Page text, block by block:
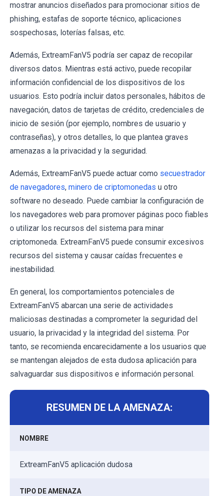
mostrar anuncios diseñados para promocionar sitios de
phishing, estafas de soporte técnico, aplicaciones
sospechosas, loterías falsas, etc.
Además, ExtreamFanV5 podría ser capaz de recopilar
diversos datos. Mientras está activo, puede recopilar
información confidencial de los dispositivos de los
usuarios. Esto podría incluir datos personales, hábitos de
navegación, datos de tarjetas de crédito, credenciales de
inicio de sesión (por ejemplo, nombres de usuario y
contraseñas), y otros detalles, lo que plantea graves
amenazas a la privacidad y la seguridad.
Además, ExtreamFanV5 puede actuar como secuestrador
de navegadores, minero de criptomonedas u otro
software no deseado. Puede cambiar la configuración de
los navegadores web para promover páginas poco fiables
o utilizar los recursos del sistema para minar
criptomoneda. ExtreamFanV5 puede consumir excesivos
recursos del sistema y causar caídas frecuentes e
inestabilidad.
En general, los comportamientos potenciales de
ExtreamFanV5 abarcan una serie de actividades
maliciosas destinadas a comprometer la seguridad del
usuario, la privacidad y la integridad del sistema. Por
tanto, se recomienda encarecidamente a los usuarios que
se mantengan alejados de esta dudosa aplicación para
salvaguardar sus dispositivos e información personal.
RESUMEN DE LA AMENAZA:
NOMBRE
ExtreamFanV5 aplicación dudosa
TIPO DE AMENAZA